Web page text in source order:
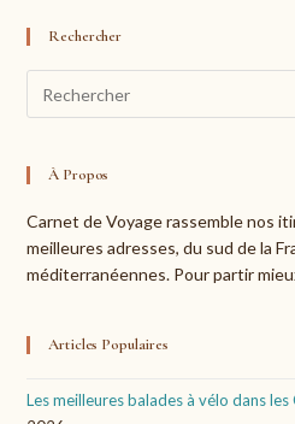
Rechercher
À Propos
Carnet de Voyage rassemble nos
meilleures adresses, du sud de la
méditerranéennes. Pour partir
Articles Populaires
Les meilleures balades à vélo dans